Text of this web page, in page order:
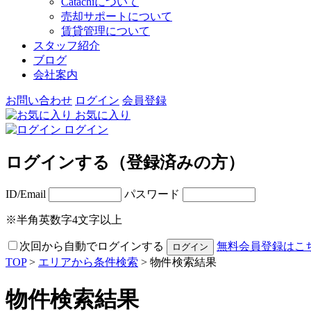
売却サポートについて
賃貸管理について
スタッフ紹介
ブログ
会社案内
お問い合わせ ログイン 会員登録
お気に入り
ログイン
ログインする（登録済みの方）
ID/Email パスワード
※半角英数字4文字以上
次回から自動でログインする
無料会員登録はこ
TOP> エリアから条件検索 > 物件検索結果
物件検索結果